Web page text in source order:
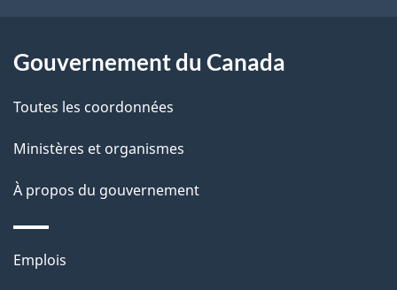
l
a
g
e
Gouvernement du Canada
Toutes les coordonnées
Ministères et organismes
À propos du gouvernement
Thèmes
Emplois